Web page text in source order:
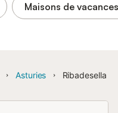
Maisons de vacances
Asturies Ribadesella